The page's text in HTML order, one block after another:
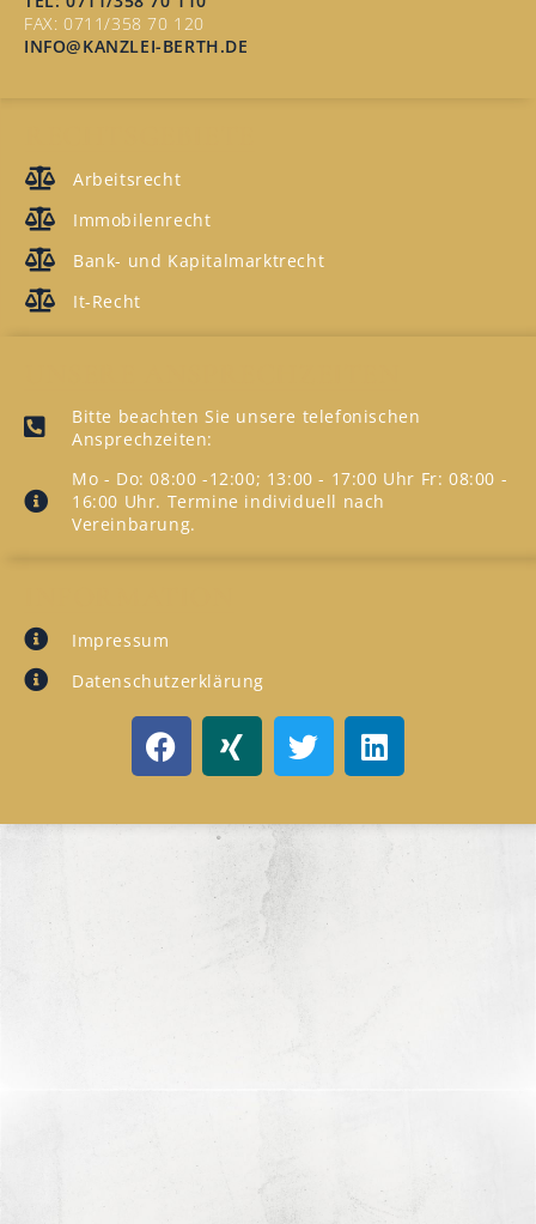
FAX: 0711/358 70 120
INFO@KANZLEI-BERTH.DE
Arbeitsrecht
Immobilenrecht
Bank- und Kapitalmarktrecht
It-Recht
Bitte beachten Sie unsere telefonischen
Ansprechzeiten:
Mo - Do: 08:00 -12:00; 13:00 - 17:00 Uhr Fr: 08:00 -
16:00 Uhr. Termine individuell nach
Vereinbarung.
Impressum
Datenschutzerklärung